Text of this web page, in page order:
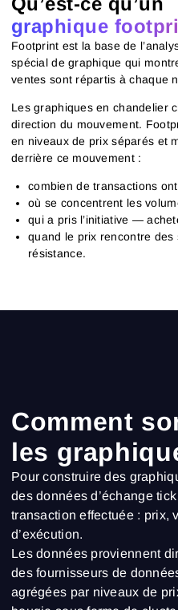
graphique
Footprint est la base de
spécial de graphique qui
ventes sont répartis à chaque
Les graphiques en chandelier
direction du mouvement.
en niveaux de prix séparés et
derrière ce mouvement :
combien de transactions
où se concentrent les
qui a pris l’initiative —
quand le prix rencontre des
résistance.
Comment
les
Pour construire des
des données d’échange
transaction effectuée : prix,
d’exécution.
Les données proviennent
des fournisseurs de
agrégées par niveaux de